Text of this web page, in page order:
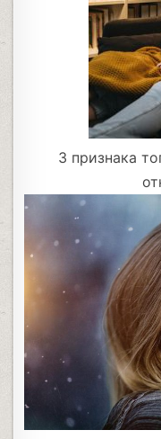
3 признака